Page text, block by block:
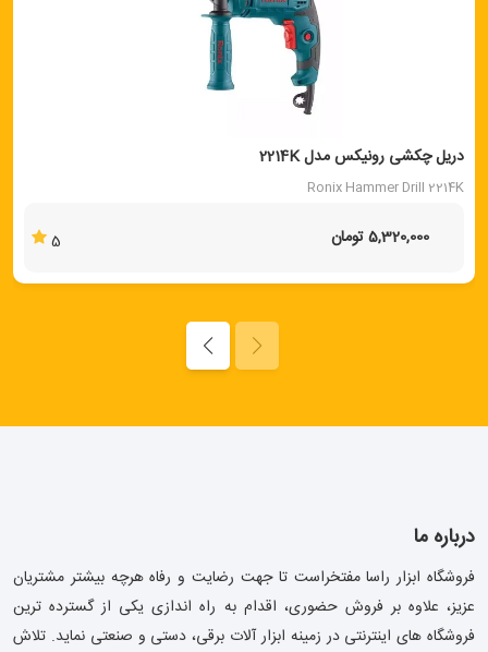
دریل چکشی رونیکس مدل 2214K
Ronix Hammer Drill 2214K
5,320,000 تومان 5
درباره ما
فروشگاه ابزار راسا مفتخراست تا جهت رضایت و رفاه هرچه بیشتر مشتریان
عزیز، علاوه بر فروش حضوری، اقدام به راه اندازی یکی از گسترده ترین
فروشگاه های اینترنتی در زمینه ابزار آلات برقی، دستی و صنعتی نماید. تلاش